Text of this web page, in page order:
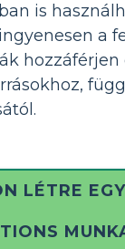
is
a
hozzáférjen
LÉTRE